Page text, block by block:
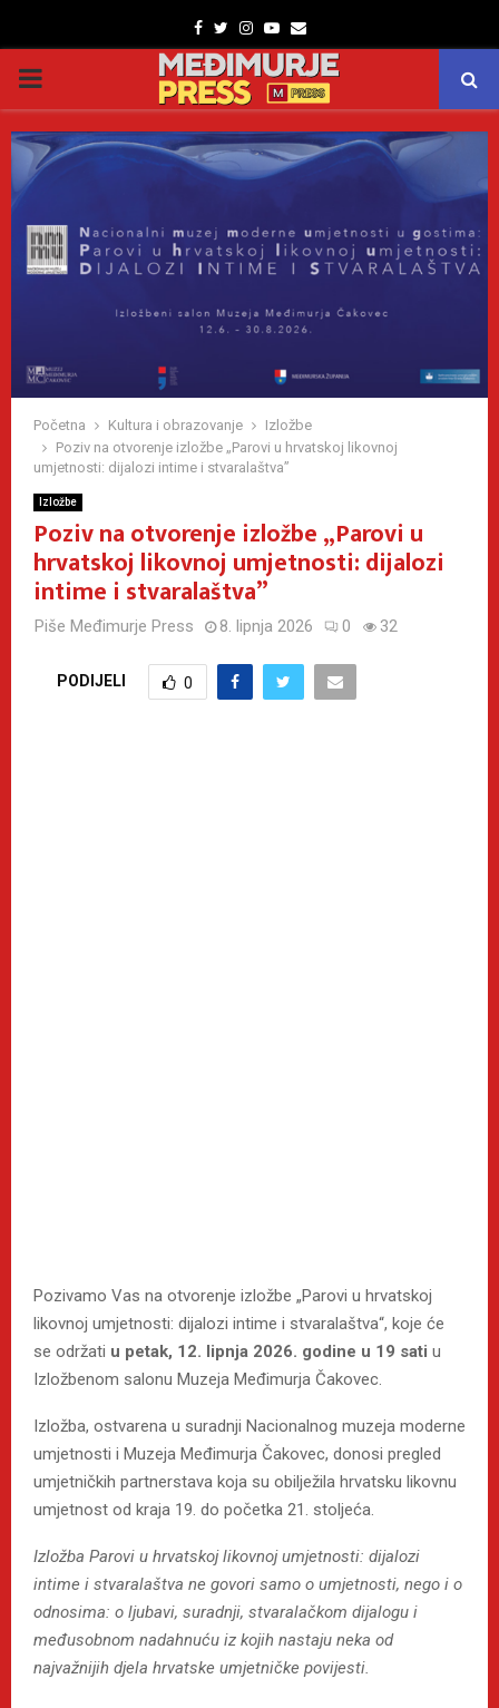
Facebook
TwitterInstagram
Youtube
Email
PRIMARY
MENU
Početna Kultura i obrazovanje
Izložbe
Poziv na otvorenje izložbe „Parovi u hrvatskoj likovnoj
umjetnosti: dijalozi intime i stvaralaštva”
Izložbe
Poziv na otvorenje izložbe „Parovi u
hrvatskoj likovnoj umjetnosti: dijalozi
intime i stvaralaštva”
Piše Međimurje Press 8. lipnja 2026 0 32
PODIJELI 0
Pozivamo Vas na otvorenje izložbe „Parovi u hrvatskoj
likovnoj umjetnosti: dijalozi intime i stvaralaštva“, koje će
se održati u petak, 12. lipnja 2026. godine u 19 sati u
Izložbenom salonu Muzeja Međimurja Čakovec.
Izložba, ostvarena u suradnji Nacionalnog muzeja moderne
umjetnosti i Muzeja Međimurja Čakovec, donosi pregled
umjetničkih partnerstava koja su obilježila hrvatsku likovnu
umjetnost od kraja 19. do početka 21. stoljeća.
Izložba Parovi u hrvatskoj likovnoj umjetnosti: dijalozi
intime i stvaralaštva ne govori samo o umjetnosti, nego i o
odnosima: o ljubavi, suradnji, stvaralačkom dijalogu i
međusobnom nadahnuću iz kojih nastaju neka od
najvažnijih djela hrvatske umjetničke povijesti.